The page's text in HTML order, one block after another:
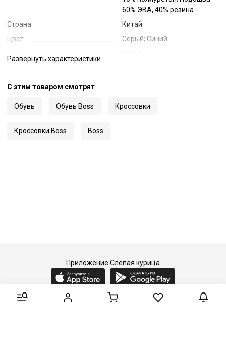
60% ЭВА, 40% резина
Страна
Китай
Цвет
Серый; Синий
Код
Развернуть характеристики
С этим товаром смотрят
Обувь Обувь Boss Кроссовки
Кроссовки Boss Boss
Приложение Слепая курица
2015-2026 © Слепая курица - fashion concept store.